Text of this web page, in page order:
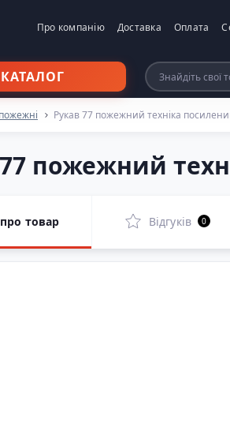
Про компанію Доставка Оплата
КАТАЛОГ
Рукав 77 пожежний техніка
пожежний
товар Відгуків 0